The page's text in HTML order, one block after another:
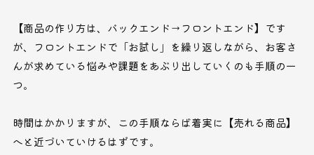
【商品の作り方は、バックエンド→フロントエンド】です
が、フロントエンドで「お試し」を繰り返しながら、お客さ
んが求めている悩みや課題をあぶり出していくのも手順の一
つ。
時間はかかりますが、この手順ならば着実に【売れる商品】
へと近づいていけるはずです。